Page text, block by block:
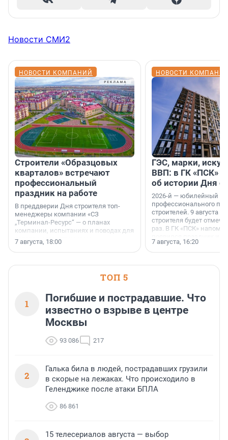
Новости СМИ2
НОВОСТИ КОМПАНИЙ
Строители «Образцовых
кварталов» встречают
профессиональный
праздник на работе
В преддверии Дня строителя топ-
менеджеры компании «СЗ
„Терминал-Ресурс“ — о планах
компании, испытаниях и поводах для
осторожного оптимизма.
7 августа, 18:00
НОВОСТИ
ГЭС, марки,
ВВП: в ГК «ПСК»
об истории Дня
2026-й — юбилейный
профессионального
строителей. 9 августа
строителя будет
раз. В ГК «ПСК»
поменялась роль
7 августа, 16:20
ТОП 5
1
Погибшие и пострадавшие. Что
известно о взрыве в центре
Москвы
93 086 217
2
Галька била в людей, пострадавших грузили
в скорые на лежаках. Что происходило в
Геленджике после атаки БПЛА
86 861
15 телесериалов августа — выбор